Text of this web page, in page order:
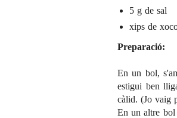
5 g de sal
xips de
Preparació:
En un bol,
estigui ben
càlid. (Jo vaig
En un altre bol